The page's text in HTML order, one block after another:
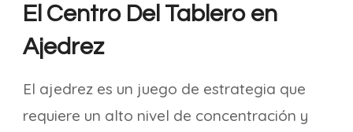
El Centro Del Tablero en
Ajedrez
El ajedrez es un juego de estrategia que
requiere un alto nivel de concentración y